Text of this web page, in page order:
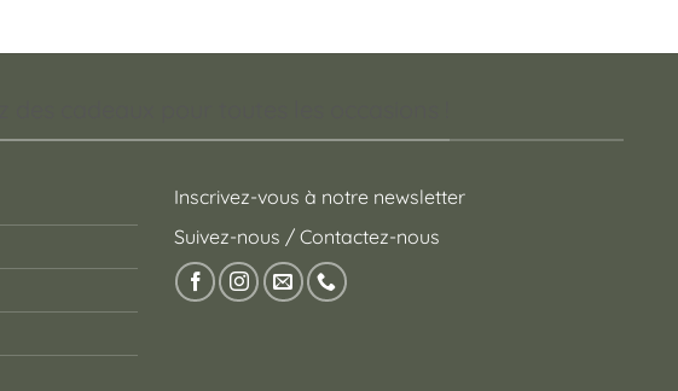
Inscrivez-vous à notre newsletter
Suivez-nous / Contactez-nous